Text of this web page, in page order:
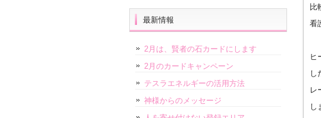
比
看
ヒ
し
レ
し
最新情報
2月は、賢者の石カードにします
2月のカードキャンペーン
テスラエネルギーの活用方法
神様からのメッセージ